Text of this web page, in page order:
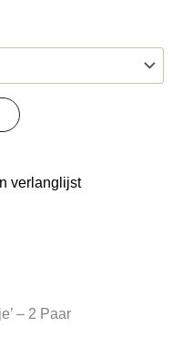
verlanglijst
– 2 Paar